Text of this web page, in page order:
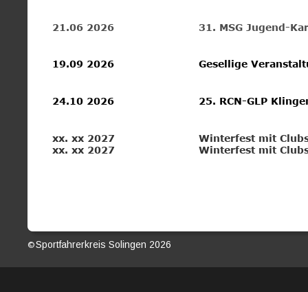
© Sportfahrerkreis Solingen 2026
21.06 2026 31. MSG Jugend-
19.09 2026 Gesellige
24.10 2026 25. RCN-GLP
xx. xx 2027
Winterfest mit
xx. xx 2027
Winterfest mit